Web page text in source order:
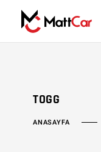
TOGG
ANASAYFA